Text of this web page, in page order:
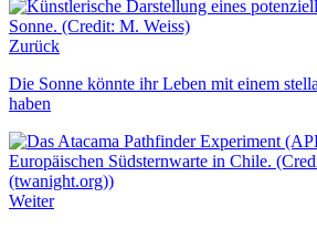
Zurück
Die Sonne könnte ihr Leben mit einem
haben
Weiter